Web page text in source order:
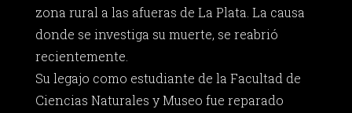
zona rural a las afueras de La Plata. La causa
donde se investiga su muerte, se reabrió
recientemente.
Su legajo como estudiante de la Facultad de
Ciencias Naturales y Museo fue reparado